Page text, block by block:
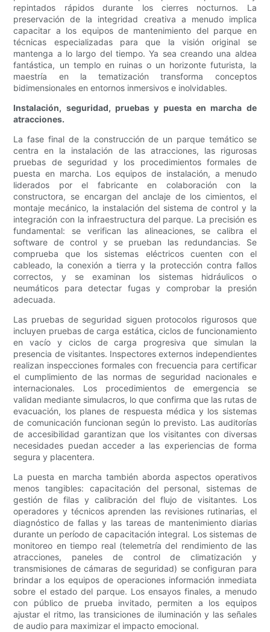
repintados rápidos durante los cierres nocturnos. La
preservación de la integridad creativa a menudo implica
capacitar a los equipos de mantenimiento del parque en
técnicas especializadas para que la visión original se
mantenga a lo largo del tiempo. Ya sea creando una aldea
fantástica, un templo en ruinas o un horizonte futurista, la
maestría en la tematización transforma conceptos
bidimensionales en entornos inmersivos e inolvidables.
Instalación, seguridad, pruebas y puesta en marcha de
atracciones.
La fase final de la construcción de un parque temático se
centra en la instalación de las atracciones, las rigurosas
pruebas de seguridad y los procedimientos formales de
puesta en marcha. Los equipos de instalación, a menudo
liderados por el fabricante en colaboración con la
constructora, se encargan del anclaje de los cimientos, el
montaje mecánico, la instalación del sistema de control y la
integración con la infraestructura del parque. La precisión es
fundamental: se verifican las alineaciones, se calibra el
software de control y se prueban las redundancias. Se
comprueba que los sistemas eléctricos cuenten con el
cableado, la conexión a tierra y la protección contra fallos
correctos, y se examinan los sistemas hidráulicos o
neumáticos para detectar fugas y comprobar la presión
adecuada.
Las pruebas de seguridad siguen protocolos rigurosos que
incluyen pruebas de carga estática, ciclos de funcionamiento
en vacío y ciclos de carga progresiva que simulan la
presencia de visitantes. Inspectores externos independientes
realizan inspecciones formales con frecuencia para certificar
el cumplimiento de las normas de seguridad nacionales e
internacionales. Los procedimientos de emergencia se
validan mediante simulacros, lo que confirma que las rutas de
evacuación, los planes de respuesta médica y los sistemas
de comunicación funcionan según lo previsto. Las auditorías
de accesibilidad garantizan que los visitantes con diversas
necesidades puedan acceder a las experiencias de forma
segura y placentera.
La puesta en marcha también aborda aspectos operativos
menos tangibles: capacitación del personal, sistemas de
gestión de filas y calibración del flujo de visitantes. Los
operadores y técnicos aprenden las revisiones rutinarias, el
diagnóstico de fallas y las tareas de mantenimiento diarias
durante un período de capacitación integral. Los sistemas de
monitoreo en tiempo real (telemetría del rendimiento de las
atracciones, paneles de control de climatización y
transmisiones de cámaras de seguridad) se configuran para
brindar a los equipos de operaciones información inmediata
sobre el estado del parque. Los ensayos finales, a menudo
con público de prueba invitado, permiten a los equipos
ajustar el ritmo, las transiciones de iluminación y las señales
de audio para maximizar el impacto emocional.